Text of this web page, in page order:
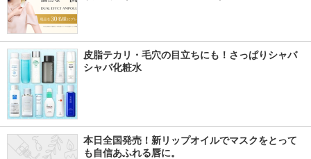
皮脂テカリ・毛穴の目立ちにも！さっぱりシャバ
シャバ化粧水
本日全国発売！新リップオイルでマスクをとって
も自信あふれる唇に。